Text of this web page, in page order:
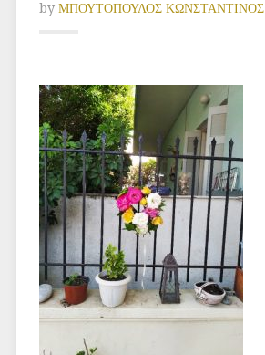
by ΜΠΟΥΤΟΠΟΥΛΟΣ ΚΩΝΣΤΑΝΤΙΝΟΣ